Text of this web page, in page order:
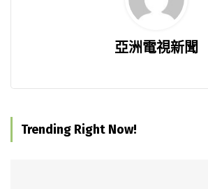
亞洲電視新聞
Trending Right Now!